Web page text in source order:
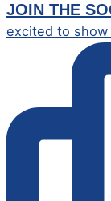
JOIN THE
excited to